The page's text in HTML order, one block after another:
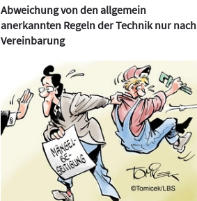
Abweichung von den allgemein
anerkannten Regeln der Technik nur nach
Vereinbarung